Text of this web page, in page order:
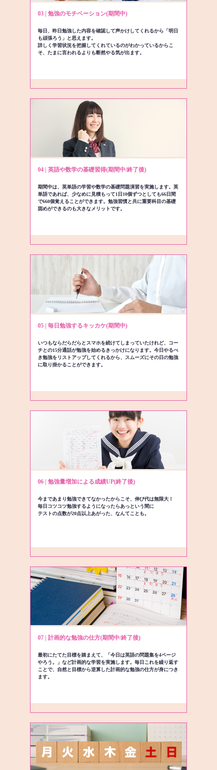
03 | 勉強のモチベーション(期間中)
毎日、昨日勉強した内容を確認して声かけしてくれるから「明日
も頑張ろう」と思えます。
詳しく学習状況を把握してくれているのがわかっているからこ
そ、たまに言われるよりも断然やる気が出ます。
04 | 英語や数学の基礎習得(期間中/終了後)
期間中は、英単語の学習や数学の基礎問題演習を実施します。英
単語であれば、少なめに見積もって1日10個ずつとしても66日間
で660個覚えることができます。勉強習慣と共に重要科目の基礎
固めができるのも大きなメリットです。
05 | 毎日勉強するキッカケ(期間中)
いつもならだらだらとスマホを続けてしまっていたけれど、コー
チとの15分通話が勉強を始めるきっかけになります。今日やるべ
き勉強をリストアップしてくれるから、スムーズにその日の勉強
に取り掛かることができます。
06 | 勉強量増加による成績UP(終了後)
今まであまり勉強できてなかったからこそ、伸び代は無限大！
毎日コツコツ勉強するようになったらあっという間に
テストの点数が20点以上あがった、なんてことも。
07 | 計画的な勉強の仕方(期間中/終了後)
最初にたてた目標を踏まえて、「今日は英語の問題集を4ページ
やろう。」など計画的な学習を実施します。毎日これを繰り返す
ことで、自然と目標から逆算した計画的な勉強の仕方が身につき
ます。